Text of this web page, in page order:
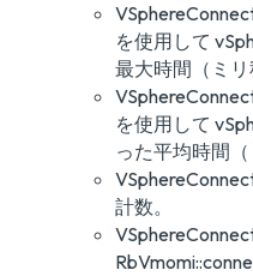
を使用して
最大時間（ミリ
を使用して
った平均時間（
計数。